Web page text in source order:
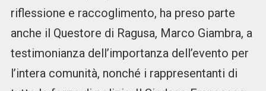
riflessione e raccoglimento, ha preso parte
anche il Questore di Ragusa, Marco Giambra, a
testimonianza dell’importanza dell’evento per
l’intera comunità, nonché i rappresentanti di